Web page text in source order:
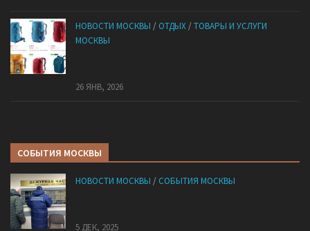
НОВОСТИ МОСКВЫ / ОТДЫХ /ТОВАРЫ И УСЛУГИ
МОСКВЫ
26 ЯНВ, 2026
СОБЫТИЯ МОСКВЫ
НОВОСТИ МОСКВЫ / СОБЫТИЯ МОСКВЫ
5 ДЕК, 2025